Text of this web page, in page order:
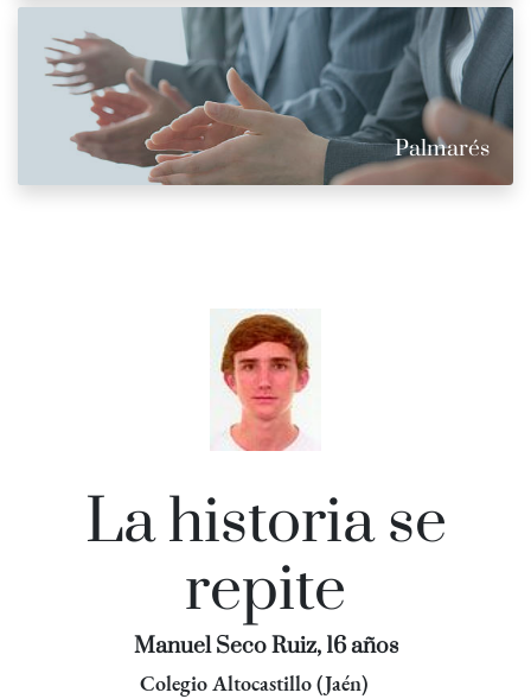
Palmarés
La historia se
repite
Manuel Seco Ruiz, 16 años
Colegio Altocastillo (Jaén)